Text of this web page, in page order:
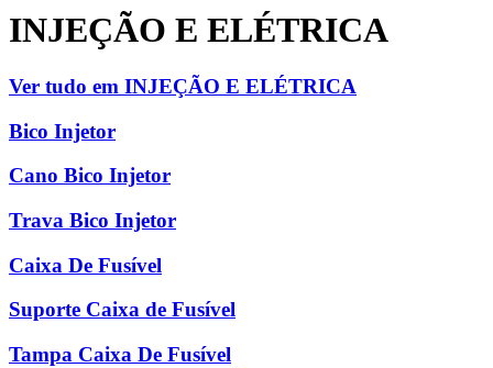
INJEÇÃO E ELÉTRICA
Ver tudo em INJEÇÃO E ELÉTRICA
Bico Injetor
Cano Bico Injetor
Trava Bico Injetor
Caixa De Fusível
Suporte Caixa de Fusível
Tampa Caixa De Fusível